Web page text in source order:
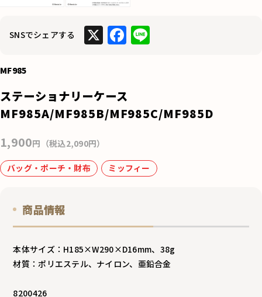
SNSでシェアする X F
e
b
k
Li
MF985
ステーショナリーケース
MF985A/MF985B/MF985C/MF985D
1,900円（税込2,090円）
バッグ・ポーチ・財布 ミッフィー
商品情報
本体サイズ：H185×W290×D16mm、38g
材質：ポリエステル、ナイロン、亜鉛合金
8200426